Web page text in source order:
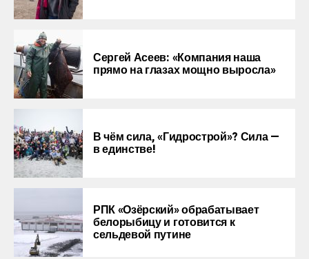
Сергей Асеев: «Компания наша
прямо на глазах мощно выросла»
В чём сила, «Гидрострой»? Сила —
в единстве!
РПК «Озёрский» обрабатывает
белорыбицу и готовится к
сельдевой путине